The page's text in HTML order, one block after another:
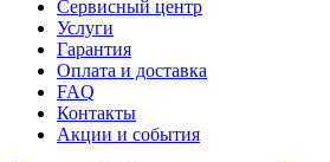
Сервисный центр
Услуги
Гарантия
Оплата и доставка
FAQ
Контакты
Акции и события